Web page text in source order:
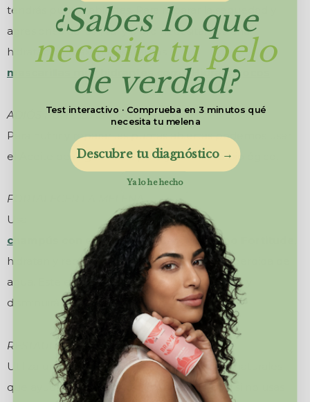
tendrás puntas abiertas. Para reparar la sequedad y
agresiones del sol, sal y cloro necesitamos una
hidratación máxima, usaremos
mascarillas muy hidrantes como Hidrata cocos
ADIÓS PUNTAS ABIERTAS
Para nutrir y reparar las puntas abiertas podemos usar
el Aceite de Argán 100% puro y de cultivo biológico.
FORTALECER LA MELENA
Usa
champús con queratina o pantenol como Fortitude
hidratan y recubren la cutícula, evitando la perdida de
agua. Este en concreto fortalecerá el cabello y
disminuirá la caída de cabello.
RESTAURAR EL PH
Utiliza un acondicionador con ingredientes naturales
que ayudan a regular y dar brillo al cabello, si no usas
¿Sabes lo que
necesita tu pelo
de verdad?
Test interactivo · Comprueba en 3 minutos qué
necesita tu melena
Descubre tu diagnóstico →
Ya lo he hecho